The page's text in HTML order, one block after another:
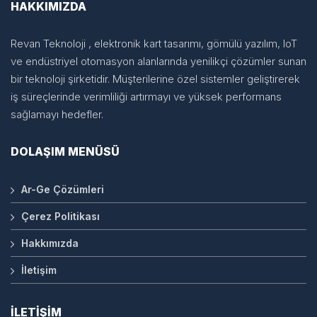
HAKKIMIZDA
Revan Teknoloji , elektronik kart tasarımı, gömülü yazılım, IoT
ve endüstriyel otomasyon alanlarında yenilikçi çözümler sunan
bir teknoloji şirketidir. Müşterilerine özel sistemler geliştirerek
iş süreçlerinde verimliliği artırmayı ve yüksek performans
sağlamayı hedefler.
DOLAŞIM MENÜSÜ
Ar-Ge Çözümleri
Çerez Politikası
Hakkımızda
İletişim
İLETİŞİM